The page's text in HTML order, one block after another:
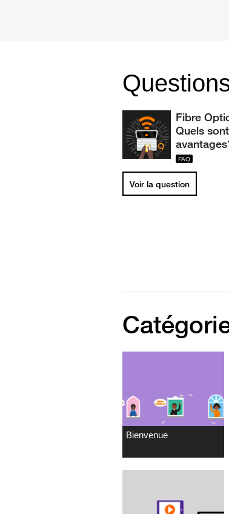
Fibre
Quels
Voir la question
Bienvenue